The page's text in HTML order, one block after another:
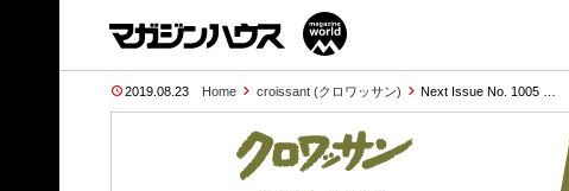
2019.08.23 Home croissant (クロワッサン) Next Issue No. 1005 …